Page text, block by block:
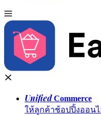
UnifiedCommerce
ให้ลูกค้าช้อปปิ้งออน